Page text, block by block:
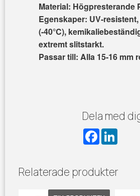
Material: Högpresterande
Egenskaper: UV-
(-40°C),
extremt slitstarkt.
Passar till: Alla 15-16 mm
Dela med
F
a
c
o
k
d
Relaterade produkter